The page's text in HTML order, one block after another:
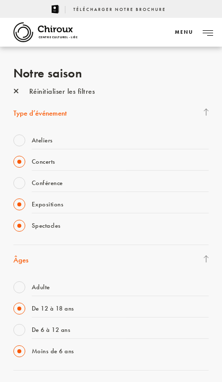
TÉLÉCHARGER NOTRE BROCHURE
CENTRE CULTUREL - LIÈGE
MENU
Notre saison
Réinitialiser les filtres
Type d’événement
Ateliers
Concerts
Conférence
Expositions
Spectacles
Âges
Adulte
De 12 à 18 ans
De 6 à 12 ans
Moins de 6 ans